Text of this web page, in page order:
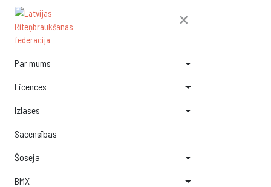
×
Par mums
Licences
Izlases
Sacensības
Šoseja
BMX